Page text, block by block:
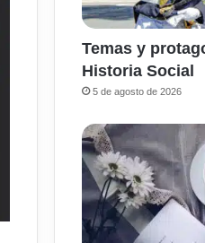
Temas y
Historia Social
5 de agosto de 2026